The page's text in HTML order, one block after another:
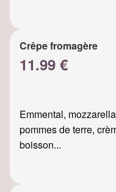
Crêpe fromagère
11.99 €
Emmental,
pommes de terre,
boisson...